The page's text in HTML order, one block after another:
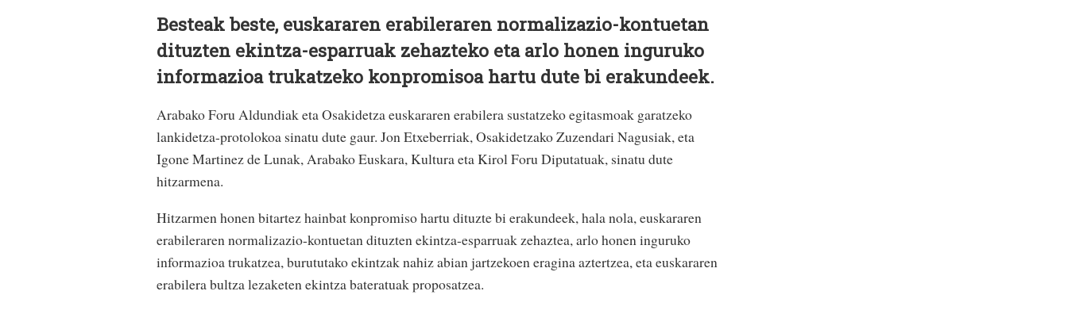
Besteak beste, euskararen erabileraren normalizazio-kontuetan
dituzten ekintza-esparruak zehazteko eta arlo honen inguruko
informazioa trukatzeko konpromisoa hartu dute bi erakundeek.
Arabako Foru Aldundiak eta Osakidetza euskararen erabilera sustatzeko egitasmoak garatzeko
lankidetza-protolokoa sinatu dute gaur. Jon Etxeberriak, Osakidetzako Zuzendari Nagusiak, eta
Igone Martinez de Lunak, Arabako Euskara, Kultura eta Kirol Foru Diputatuak, sinatu dute
hitzarmena.
Hitzarmen honen bitartez hainbat konpromiso hartu dituzte bi erakundeek, hala nola, euskararen
erabileraren normalizazio-kontuetan dituzten ekintza-esparruak zehaztea, arlo honen inguruko
informazioa trukatzea, burututako ekintzak nahiz abian jartzekoen eragina aztertzea, eta euskararen
erabilera bultza lezaketen ekintza bateratuak proposatzea.